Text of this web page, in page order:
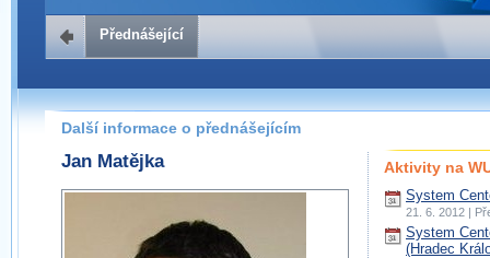
Přednášející
Další informace o přednášejícím
Jan Matějka Aktivity na
System
21. 6. 2012 |
System
(Hradec